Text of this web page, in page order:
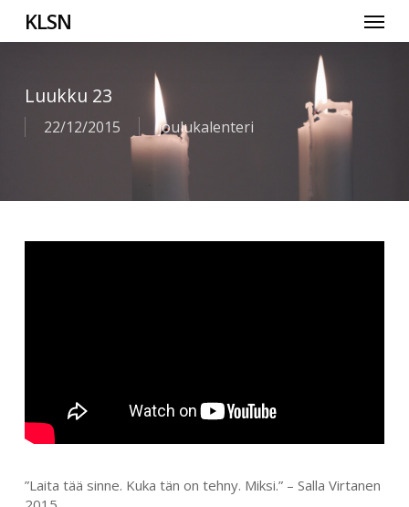
main
KLSN Menu
Luukku 23
22/12/2015 joulukalenteri
”Laita tää sinne. Kuka tän on tehny. Miksi.” – Salla Virtanen